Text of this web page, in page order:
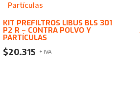
KIT PREFILTROS LIBUS BLS 301
P2 R – CONTRA POLVO Y
PARTÍCULAS
$20.315 + IVA